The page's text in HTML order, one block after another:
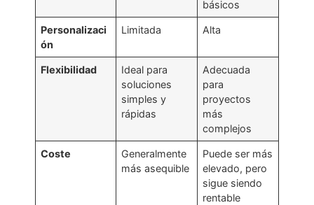
básicos
Personalizaci
ón
Limitada Alta
Flexibilidad
Ideal para
soluciones
simples y
rápidas
Adecuada
para
proyectos
más
complejos
Coste
Generalmente
más asequible
Puede ser más
elevado, pero
sigue siendo
rentable